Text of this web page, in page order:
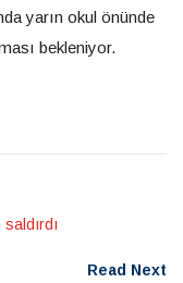
yarın okul önünde
bekleniyor.
Read Next